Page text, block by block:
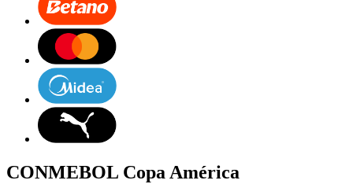
CONMEBOL Copa América